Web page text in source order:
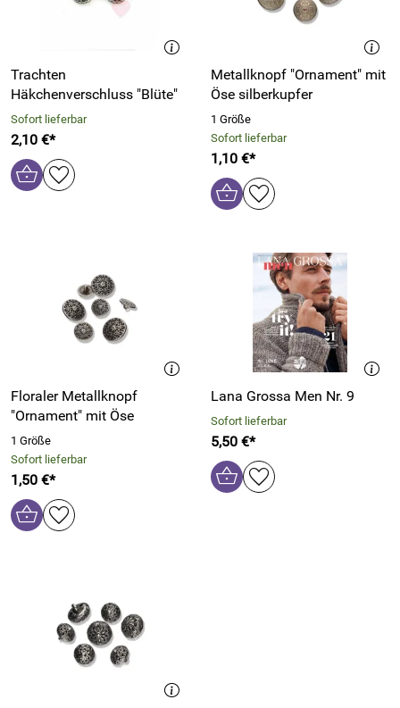
Trachten
Häkchenverschluss "Blüte"
Sofort lieferbar
2,10 €*
Metallknopf "Ornament" mit
Öse silberkupfer
1 Größe
Sofort lieferbar
1,10 €*
Floraler Metallknopf
"Ornament" mit Öse
1 Größe
Sofort lieferbar
1,50 €*
Lana Grossa Men Nr. 9
Sofort lieferbar
5,50 €*